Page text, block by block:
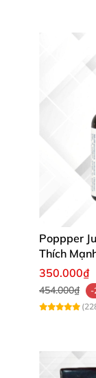
Poppper
Thích
Ngay
350.000₫
454.000₫
-